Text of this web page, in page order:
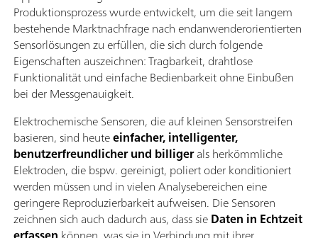
Produktionsprozess wurde entwickelt, um die seit langem
bestehende Marktnachfrage nach endanwenderorientierten
Sensorlösungen zu erfüllen, die sich durch folgende
Eigenschaften auszeichnen: Tragbarkeit, drahtlose
Funktionalität und einfache Bedienbarkeit ohne Einbußen
bei der Messgenauigkeit.
Elektrochemische Sensoren, die auf kleinen Sensorstreifen
basieren, sind heuteeinfacher, intelligenter,
benutzerfreundlicher und billigerals herkömmliche
Elektroden, die bspw. gereinigt, poliert oder konditioniert
werden müssen und in vielen Analysebereichen eine
geringere Reproduzierbarkeit aufweisen. Die Sensoren
zeichnen sich auch dadurch aus, dass sieDaten in Echtzeit